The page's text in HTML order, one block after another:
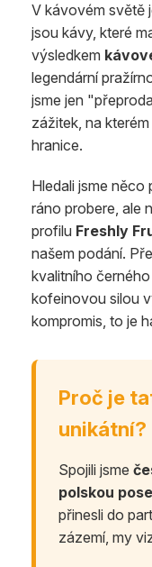
V kávovém světě
jsou kávy, které
výsledkem
legendární
jsme jen
zážitek, na
hranice.
Hledali jsme
ráno probere, ale
profilu Freshly
našem podání.
kvalitního
kofeinovou silou
kompromis, to je
Proč je
unikátní?
Spojili jsme
polskou
přinesli do
zázemí, my